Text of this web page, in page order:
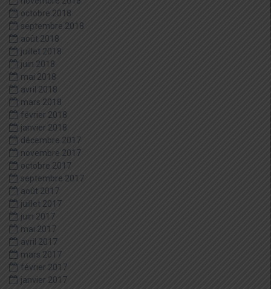
octobre 2018
septembre 2018
août 2018
juillet 2018
juin 2018
mai 2018
avril 2018
mars 2018
février 2018
janvier 2018
décembre 2017
novembre 2017
octobre 2017
septembre 2017
août 2017
juillet 2017
juin 2017
mai 2017
avril 2017
mars 2017
février 2017
janvier 2017